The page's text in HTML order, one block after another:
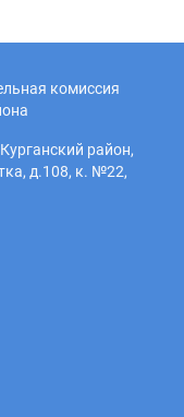
комиссия
район,
д.108, к. №22,